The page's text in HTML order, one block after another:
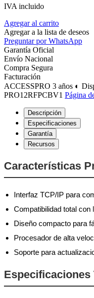
IVA incluido
Agregar al carrito
Agregar a la lista de deseos
Preguntar por WhatsApp
Garantía Oficial
Envío Nacional
Compra Segura
Facturación
ACCESSPRO 3 años ◐
PRO12RFPCBV1 Página
Descripción
Especificaciones
Garantía
Recursos
Características
Interfaz TCP/IP para
Compatibilidad total
Diseño compacto para
Procesador de alta
Soporte para
Especificaciones